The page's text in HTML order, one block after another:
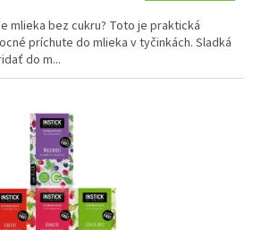
mlieka bez cukru? Toto je praktická
príchute do mlieka v tyčinkách. Sladká
do m...